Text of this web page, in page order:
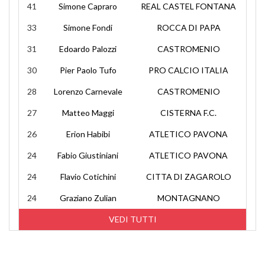
VEDI TUTTI
41 Simone Capraro REAL CASTEL FONTANA
33 Simone Fondi ROCCA DI PAPA
31 Edoardo Palozzi CASTROMENIO
30 Pier Paolo Tufo PRO CALCIO ITALIA
28 Lorenzo Carnevale CASTROMENIO
27 Matteo Maggi CISTERNA F.C.
26 Erion Habibi ATLETICO PAVONA
24 Fabio Giustiniani ATLETICO PAVONA
24 Flavio Cotichini CITTA DI ZAGAROLO
24 Graziano Zulian MONTAGNANO